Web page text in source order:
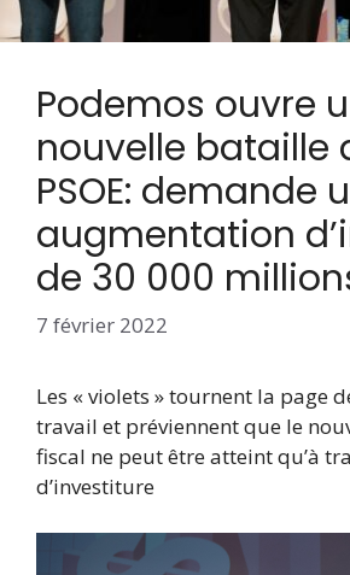
Podemos ouvre
nouvelle bataille
PSOE: demande
augmentation
de 30 000
7 février 2022
Les « violets » tournent la page
travail et préviennent que le
fiscal ne peut être atteint qu’à
d’investiture